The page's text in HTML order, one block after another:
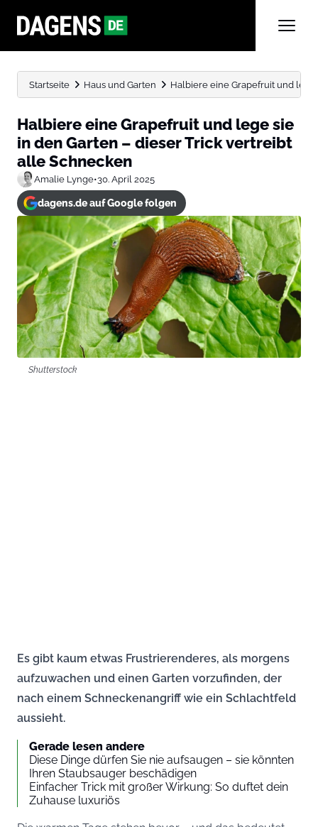
Startseite Haus und Garten Halbiere eine Grapefruit und lege
Halbiere eine Grapefruit und lege sie
in den Garten – dieser Trick vertreibt
alle Schnecken
Amalie Lynge•30. April 2025
dagens.de auf Google folgen
Shutterstock
Es gibt kaum etwas Frustrierenderes, als morgens
aufzuwachen und einen Garten vorzufinden, der
nach einem Schneckenangriff wie ein Schlachtfeld
aussieht.
Gerade lesen andere
Diese Dinge dürfen Sie nie aufsaugen – sie könnten
Ihren Staubsauger beschädigen
Einfacher Trick mit großer Wirkung: So duftet dein
Zuhause luxuriös